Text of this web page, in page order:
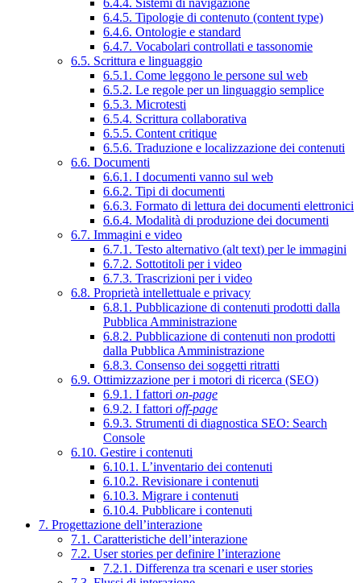
6.4.5. Tipologie di contenuto (content type)
6.4.6. Ontologie e standard
6.4.7. Vocabolari controllati e tassonomie
6.5. Scrittura e linguaggio
6.5.1. Come leggono le persone sul web
6.5.2. Le regole per un linguaggio semplice
6.5.3. Microtesti
6.5.4. Scrittura collaborativa
6.5.5. Content critique
6.5.6. Traduzione e localizzazione dei contenuti
6.6. Documenti
6.6.1. I documenti vanno sul web
6.6.2. Tipi di documenti
6.6.3. Formato di lettura dei documenti elettronici
6.6.4. Modalità di produzione dei documenti
6.7. Immagini e video
6.7.1. Testo alternativo (alt text) per le immagini
6.7.2. Sottotitoli per i video
6.7.3. Trascrizioni per i video
6.8. Proprietà intellettuale e privacy
6.8.1. Pubblicazione di contenuti prodotti dalla
Pubblica Amministrazione
6.8.2. Pubblicazione di contenuti non prodotti
dalla Pubblica Amministrazione
6.8.3. Consenso dei soggetti ritratti
6.9. Ottimizzazione per i motori di ricerca (SEO)
6.9.1. I fattori on-page
6.9.2. I fattori off-page
6.9.3. Strumenti di diagnostica SEO: Search
Console
6.10. Gestire i contenuti
6.10.1. L’inventario dei contenuti
6.10.2. Revisionare i contenuti
6.10.3. Migrare i contenuti
6.10.4. Pubblicare i contenuti
7. Progettazione dell’interazione
7.1. Caratteristiche dell’interazione
7.2. User stories per definire l’interazione
7.2.1. Differenza tra scenari e user stories